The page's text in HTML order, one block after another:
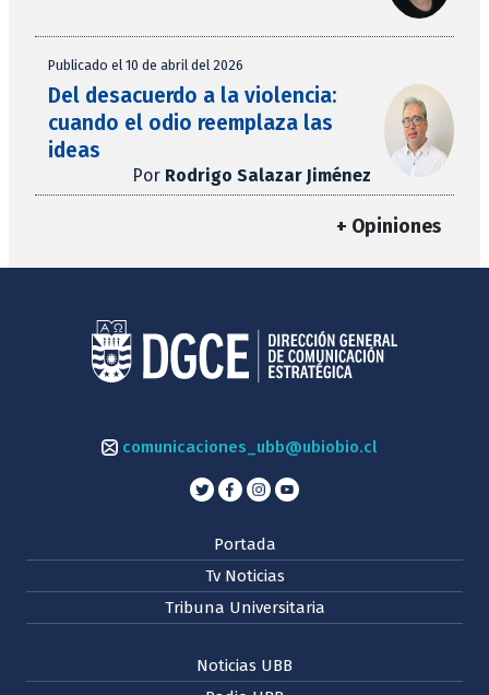
Publicado el 10 de abril del 2026
Del desacuerdo a la violencia:
cuando el odio reemplaza las
ideas
Por Rodrigo Salazar Jiménez
+ Opiniones
comunicaciones_ubb@ubiobio.cl
Portada
Tv Noticias
Tribuna Universitaria
Noticias UBB